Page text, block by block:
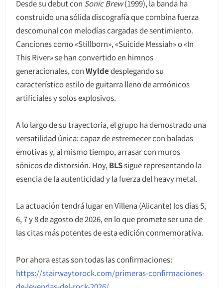
Desde su debut con Sonic Brew(1999), la banda ha
construido una sólida discografía que combina fuerza
descomunal con melodías cargadas de sentimiento.
Canciones como «Stillborn», «Suicide Messiah» o «In
This River» se han convertido en himnos
generacionales, conWyldedesplegando su
característico estilo de guitarra lleno de armónicos
artificiales y solos explosivos.
A lo largo de su trayectoria, el grupo ha demostrado una
versatilidad única: capaz de estremecer con baladas
emotivas y, al mismo tiempo, arrasar con muros
sónicos de distorsión. Hoy, BLSsigue representando la
esencia de la autenticidad y la fuerza del heavy metal.
La actuación tendrá lugar en Villena (Alicante) los días 5,
6, 7 y 8 de agosto de 2026, en lo que promete ser una de
las citas más potentes de esta edición conmemorativa.
Por ahora estas son todas las confirmaciones:
https://stairwaytorock.com/primeras-confirmaciones-